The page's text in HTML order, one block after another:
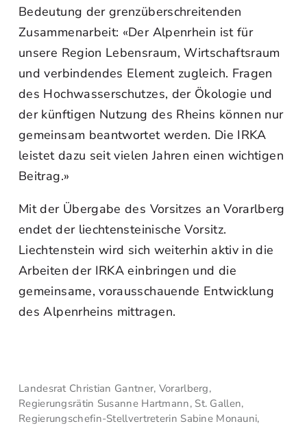
Bedeutung der grenzüberschreitenden
Zusammenarbeit: «Der Alpenrhein ist für
unsere Region Lebensraum, Wirtschaftsraum
und verbindendes Element zugleich. Fragen
des Hochwasserschutzes, der Ökologie und
der künftigen Nutzung des Rheins können nur
gemeinsam beantwortet werden. Die IRKA
leistet dazu seit vielen Jahren einen wichtigen
Beitrag.»
Mit der Übergabe des Vorsitzes an Vorarlberg
endet der liechtensteinische Vorsitz.
Liechtenstein wird sich weiterhin aktiv in die
Arbeiten der IRKA einbringen und die
gemeinsame, vorausschauende Entwicklung
des Alpenrheins mittragen.
Landesrat Christian Gantner, Vorarlberg,
Regierungsrätin Susanne Hartmann, St. Gallen,
Regierungschefin-Stellvertreterin Sabine Monauni,